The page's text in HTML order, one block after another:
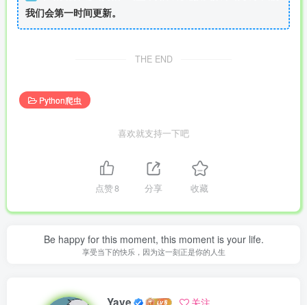
我们会第一时间更新。
THE END
Python爬虫
喜欢就支持一下吧
点赞8 分享 收藏
Be happy for this moment, this moment is your life.
享受当下的快乐，因为这一刻正是你的人生
关注